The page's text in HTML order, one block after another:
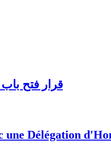
قرار فتح
une Délégation